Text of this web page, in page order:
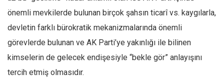
Yvonne Ridley
Barış Tarımcıoğlu
Ömer Kayani
Yusuf Armağan
önemli mevkilerde bulunan birçok şahsın ticarî vs. kaygılarla,
devletin farklı bürokratik mekanizmalarında önemli
görevlerde bulunan ve AK Parti’ye yakınlığı ile bilinen
kimselerin de gelecek endişesiyle “bekle gör” anlayışını
tercih etmiş olmasıdır.